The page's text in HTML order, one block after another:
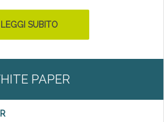
LEGGI SUBITO
PAPER